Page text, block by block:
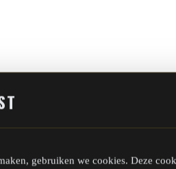
gebruiken we cookies. Deze